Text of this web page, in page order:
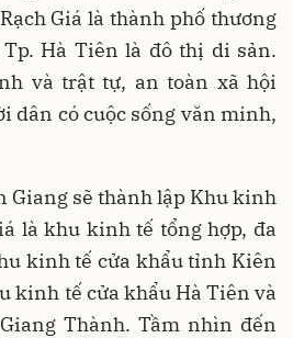
Giá là thành phố thương
Hà Tiên là đô thị di sản.
và trật tự, an toàn xã hội
dân có cuộc sống văn minh,
Giang sẽ thành lập Khu kinh
là khu kinh tế tổng hợp, đa
kinh tế cửa khẩu tỉnh Kiên
kinh tế cửa khẩu Hà Tiên và
Thành. Tầm nhìn đến